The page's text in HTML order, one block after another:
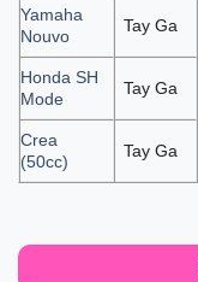
Yamaha
Nouvo
Tay Ga
Honda SH
Mode
Tay Ga
Crea
(50cc)
Tay Ga